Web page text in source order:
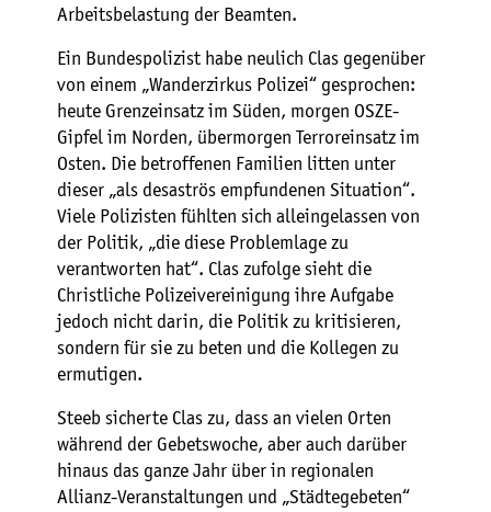
Arbeitsbelastung der Beamten.
Ein Bundespolizist habe neulich Clas gegenüber
von einem „Wanderzirkus Polizei“ gesprochen:
heute Grenzeinsatz im Süden, morgen OSZE-
Gipfel im Norden, übermorgen Terroreinsatz im
Osten. Die betroffenen Familien litten unter
dieser „als desaströs empfundenen Situation“.
Viele Polizisten fühlten sich alleingelassen von
der Politik, „die diese Problemlage zu
verantworten hat“. Clas zufolge sieht die
Christliche Polizeivereinigung ihre Aufgabe
jedoch nicht darin, die Politik zu kritisieren,
sondern für sie zu beten und die Kollegen zu
ermutigen.
Steeb sicherte Clas zu, dass an vielen Orten
während der Gebetswoche, aber auch darüber
hinaus das ganze Jahr über in regionalen
Allianz-Veranstaltungen und „Städtegebeten“